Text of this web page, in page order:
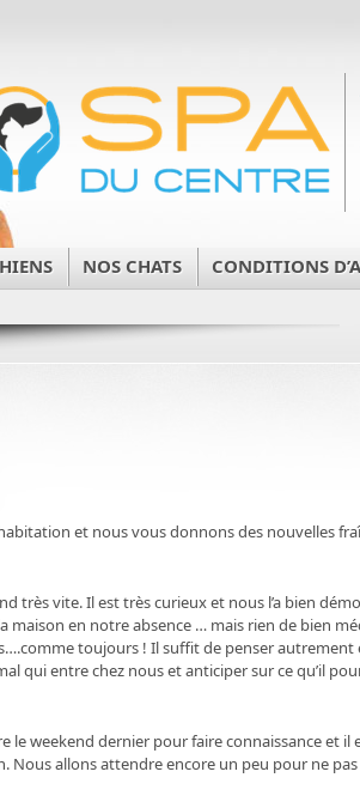
NOS CHATS CONDITIONS
et nous vous donnons des nouvelles
très vite. Il est très curieux et nous l’a bien
maison en notre absence … mais rien de bien
toujours ! Il suffit de penser autrement
qui entre chez nous et anticiper sur ce qu’il
le weekend dernier pour faire connaissance et
Nous allons attendre encore un peu pour ne